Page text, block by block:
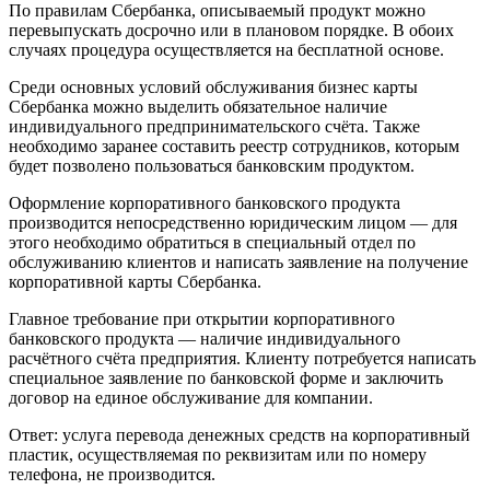
По правилам Сбербанка, описываемый продукт можно
перевыпускать досрочно или в плановом порядке. В обоих
случаях процедура осуществляется на бесплатной основе.
Среди основных условий обслуживания бизнес карты
Сбербанка можно выделить обязательное наличие
индивидуального предпринимательского счёта. Также
необходимо заранее составить реестр сотрудников, которым
будет позволено пользоваться банковским продуктом.
Оформление корпоративного банковского продукта
производится непосредственно юридическим лицом — для
этого необходимо обратиться в специальный отдел по
обслуживанию клиентов и написать заявление на получение
корпоративной карты Сбербанка.
Главное требование при открытии корпоративного
банковского продукта — наличие индивидуального
расчётного счёта предприятия. Клиенту потребуется написать
специальное заявление по банковской форме и заключить
договор на единое обслуживание для компании.
Ответ: услуга перевода денежных средств на корпоративный
пластик, осуществляемая по реквизитам или по номеру
телефона, не производится.